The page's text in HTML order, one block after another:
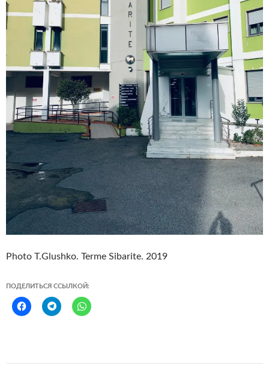
Photo T.Glushko. Terme Sibarite. 2019
ПОДЕЛИТЬСЯ ССЫЛКОЙ: